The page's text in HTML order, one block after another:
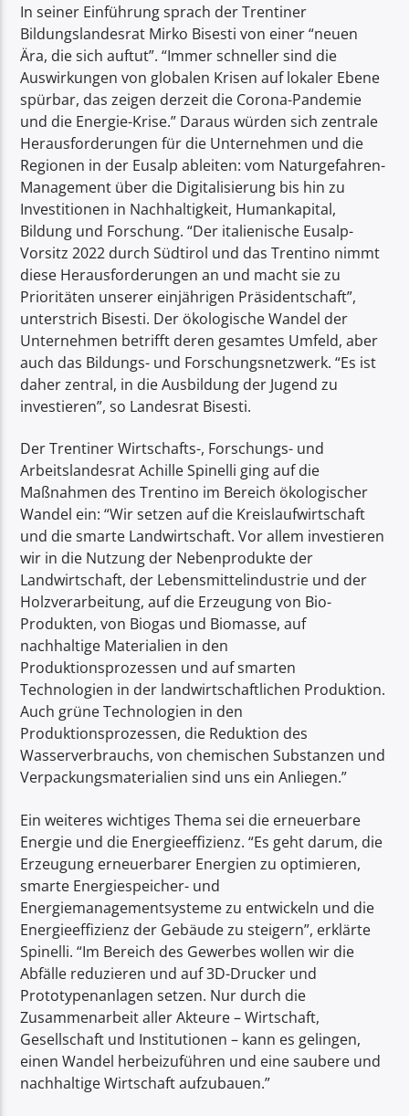
In seiner Einführung sprach der Trentiner
Bildungslandesrat Mirko Bisesti von einer “neuen
Ära, die sich auftut”. “Immer schneller sind die
Auswirkungen von globalen Krisen auf lokaler Ebene
spürbar, das zeigen derzeit die Corona-Pandemie
und die Energie-Krise.” Daraus würden sich zentrale
Herausforderungen für die Unternehmen und die
Regionen in der Eusalp ableiten: vom Naturgefahren-
Management über die Digitalisierung bis hin zu
Investitionen in Nachhaltigkeit, Humankapital,
Bildung und Forschung. “Der italienische Eusalp-
Vorsitz 2022 durch Südtirol und das Trentino nimmt
diese Herausforderungen an und macht sie zu
Prioritäten unserer einjährigen Präsidentschaft”,
unterstrich Bisesti. Der ökologische Wandel der
Unternehmen betrifft deren gesamtes Umfeld, aber
auch das Bildungs- und Forschungsnetzwerk. “Es ist
daher zentral, in die Ausbildung der Jugend zu
investieren”, so Landesrat Bisesti.
Der Trentiner Wirtschafts-, Forschungs- und
Arbeitslandesrat Achille Spinelli ging auf die
Maßnahmen des Trentino im Bereich ökologischer
Wandel ein: “Wir setzen auf die Kreislaufwirtschaft
und die smarte Landwirtschaft. Vor allem investieren
wir in die Nutzung der Nebenprodukte der
Landwirtschaft, der Lebensmittelindustrie und der
Holzverarbeitung, auf die Erzeugung von Bio-
Produkten, von Biogas und Biomasse, auf
nachhaltige Materialien in den
Produktionsprozessen und auf smarten
Technologien in der landwirtschaftlichen Produktion.
Auch grüne Technologien in den
Produktionsprozessen, die Reduktion des
Wasserverbrauchs, von chemischen Substanzen und
Verpackungsmaterialien sind uns ein Anliegen.”
Ein weiteres wichtiges Thema sei die erneuerbare
Energie und die Energieeffizienz. “Es geht darum, die
Erzeugung erneuerbarer Energien zu optimieren,
smarte Energiespeicher- und
Energiemanagementsysteme zu entwickeln und die
Energieeffizienz der Gebäude zu steigern”, erklärte
Spinelli. “Im Bereich des Gewerbes wollen wir die
Abfälle reduzieren und auf 3D-Drucker und
Prototypenanlagen setzen. Nur durch die
Zusammenarbeit aller Akteure – Wirtschaft,
Gesellschaft und Institutionen – kann es gelingen,
einen Wandel herbeizuführen und eine saubere und
nachhaltige Wirtschaft aufzubauen.”